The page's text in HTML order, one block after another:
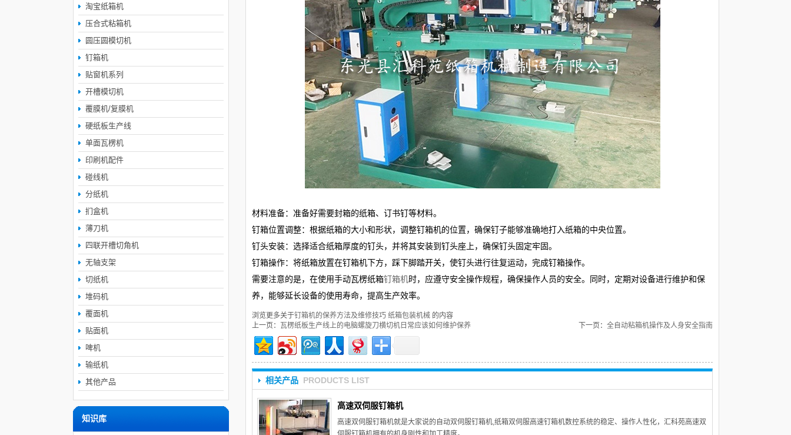
材料准备：准备好需要封箱的纸箱、订书钉等材料。
钉箱位置调整：根据纸箱的大小和形状，调整钉箱机的位置，确保钉子能够准确地打入纸箱的中央位置。
钉头安装：选择适合纸箱厚度的钉头，并将其安装到钉头座上，确保钉头固定牢固。
钉箱操作：将纸箱放置在钉箱机下方，踩下脚踏开关，使钉头进行往复运动，完成钉箱操作。
需要注意的是，在使用手动瓦楞纸箱钉箱机时，应遵守安全操作规程，确保操作人员的安全。同时，定期对设备进行维护和保
养，能够延长设备的使用寿命，提高生产效率。
浏览更多关于钉箱机的保养方法及维修技巧 纸箱包装机械 的内容
上一页：
瓦楞纸板生产线上的电脑螺旋刀横切机日常应该如何维护保养 下一页： 全自动粘箱机操作及人身安全指南
相关产品 PRODUCTS LIST
高速双伺服钉箱机
高速双伺服钉箱机就是大家说的自动双伺服钉箱机,纸箱双伺服高速钉箱机数控系统的稳定、操作人性化，汇科苑高速双
淘宝纸箱机
压合式粘箱机
圆压圆模切机
钉箱机
贴窗机系列
开槽模切机
覆膜机/复膜机
硬纸板生产线
单面瓦楞机
印刷机配件
碰线机
分纸机
扪盒机
薄刀机
四联开槽切角机
无轴支架
切纸机
堆码机
覆面机
贴面机
啤机
输纸机
其他产品
知识库